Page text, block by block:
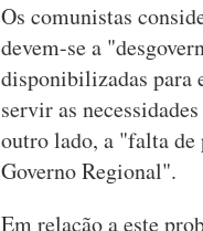
Os comunistas
devem-se a
disponibilizadas para
servir as
outro lado, a "falta
Governo Regional".
Em relação a este